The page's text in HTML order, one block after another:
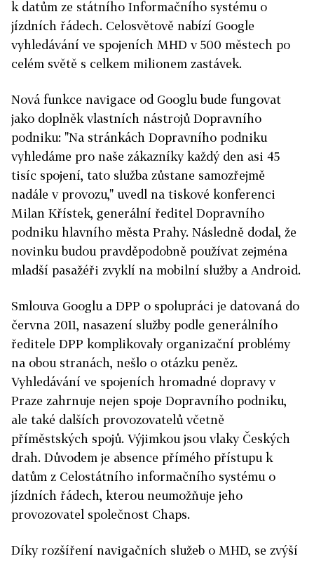
k datům ze státního Informačního systému o
jízdních řádech. Celosvětově nabízí Google
vyhledávání ve spojeních MHD v 500 městech po
celém světě s celkem milionem zastávek.
Nová funkce navigace od Googlu bude fungovat
jako doplněk vlastních nástrojů Dopravního
podniku: "Na stránkách Dopravního podniku
vyhledáme pro naše zákazníky každý den asi 45
tisíc spojení, tato služba zůstane samozřejmě
nadále v provozu," uvedl na tiskové konferenci
Milan Křístek, generální ředitel Dopravního
podniku hlavního města Prahy. Následně dodal, že
novinku budou pravděpodobně používat zejména
mladší pasažéři zvyklí na mobilní služby a Android.
Smlouva Googlu a DPP o spolupráci je datovaná do
června 2011, nasazení služby podle generálního
ředitele DPP komplikovaly organizační problémy
na obou stranách, nešlo o otázku peněz.
Vyhledávání ve spojeních hromadné dopravy v
Praze zahrnuje nejen spoje Dopravního podniku,
ale také dalších provozovatelů včetně
příměstských spojů. Výjimkou jsou vlaky Českých
drah. Důvodem je absence přímého přístupu k
datům z Celostátního informačního systému o
jízdních řádech, kterou neumožňuje jeho
provozovatel společnost Chaps.
Díky rozšíření navigačních služeb o MHD, se zvýší